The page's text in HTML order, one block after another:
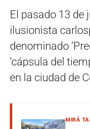
El pasado 13 de
ilusionista
denominado
‘cápsula del
en la ciudad de
MIRÁ